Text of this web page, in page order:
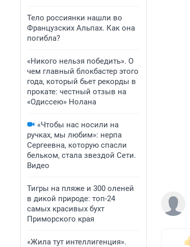
Тело россиянки нашли во
Французских Альпах. Как она
погибла?
«Никого нельзя победить». О
чем главный блокбастер этого
года, который бьет рекорды в
прокате: честный отзыв на
«Одиссею» Нолана
«Чтобы нас носили на
ручках, мы любим»: нерпа
Сергеевна, которую спасли
бельком, стала звездой Сети.
Видео
Тигры на пляже и 300 оленей
в дикой природе: топ-24
самых красивых бухт
Приморского края
«Жила тут интеллигенция».